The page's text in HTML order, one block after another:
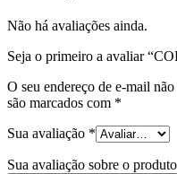
Não há avaliações ainda.
Seja o primeiro a avaliar
O seu endereço de e-mail
são marcados com *
Sua avaliação *
Sua avaliação sobre o produto